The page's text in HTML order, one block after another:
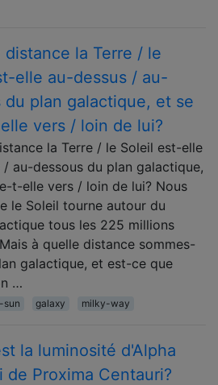
distance la Terre / le
elle au-dessus / au-
du plan galactique, et se
vers / loin de lui?
la Terre / le Soleil est-elle
/ au-dessous du plan galactique,
t-elle vers / loin de lui? Nous
le Soleil tourne autour du
tous les 225 millions
à quelle distance sommes-
galactique, et est-ce que
…
sun galaxy milky-way
la luminosité d'Alpha
de Proxima Centauri?